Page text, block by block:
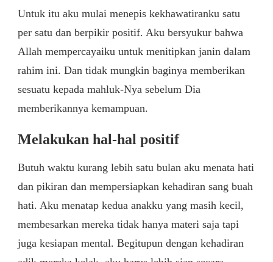
Untuk itu aku mulai menepis kekhawatiranku satu
per satu dan berpikir positif. Aku bersyukur bahwa
Allah mempercayaiku untuk menitipkan janin dalam
rahim ini. Dan tidak mungkin baginya memberikan
sesuatu kepada mahluk-Nya sebelum Dia
memberikannya kemampuan.
Melakukan hal-hal positif
Butuh waktu kurang lebih satu bulan aku menata hati
dan pikiran dan mempersiapkan kehadiran sang buah
hati. Aku menatap kedua anakku yang masih kecil,
membesarkan mereka tidak hanya materi saja tapi
juga kesiapan mental. Begitupun dengan kehadiran